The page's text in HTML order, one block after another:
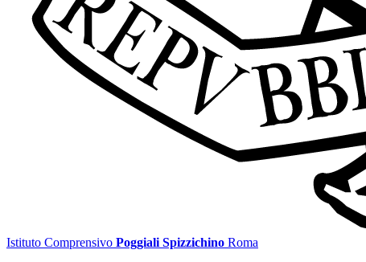
Istituto Comprensivo Poggiali Spizzichino Roma